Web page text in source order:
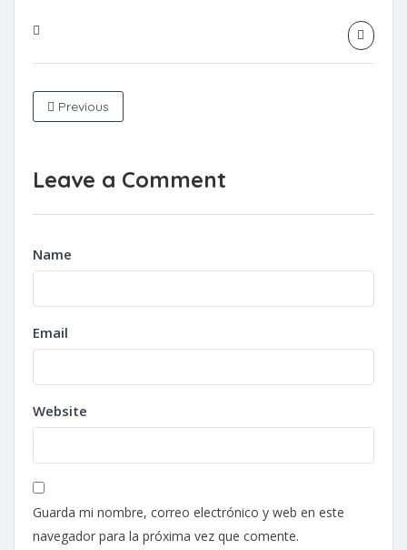
Previous
Leave a Comment
Name
Email
Website
Guarda mi nombre, correo electrónico y web en este
navegador para la próxima vez que comente.